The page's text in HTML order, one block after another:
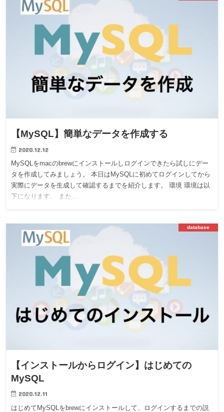
【MySQL】簡単なデータを作成する
2020.12.12
MySQLをmacのbrewにインストールしログインできたら試しにデー
タを作成してみましょう。 本日はMySQLに初めてログインしてから
実際にデータを生成して確認するまでを紹介します。 環境 環境は以
下になります。 また…
database
【インストールからログイン】はじめての
MySQL
2020.12.11
はじめてMySQLをbrewにインストールして、ログインするまでの説